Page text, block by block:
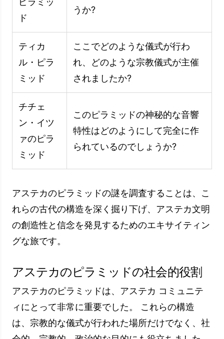
アステカのピラミッドは、宗教的儀式の中心とし
て使用されました。 これらの構造は、神々に捧
げられた犠牲と祈りの重要な場所として機能しま
した。 アステカ人は彼らをピラミッドに連れて
行き、太陽神フイトポクトリや雨神タロックなど
社会の宗教的信念を強化し、彼らがより多くの名
声を得ることができるようにすることを目的とし
アステカのピラミッドは、政治的および社会的役
割により、アステカ コミュニティに大きな影響
を与えました。 ピラミッドは、アステカの支配
者の地位と権威を強調するために使用されまし
いたとき、彼らは権威と権力を表していました。
ピラミッドは、社交活動や休日が行われる場所と
しても使用されました。 これらの活動は、社会
の団結と連帯の感覚を強化し、社会のさまざまな